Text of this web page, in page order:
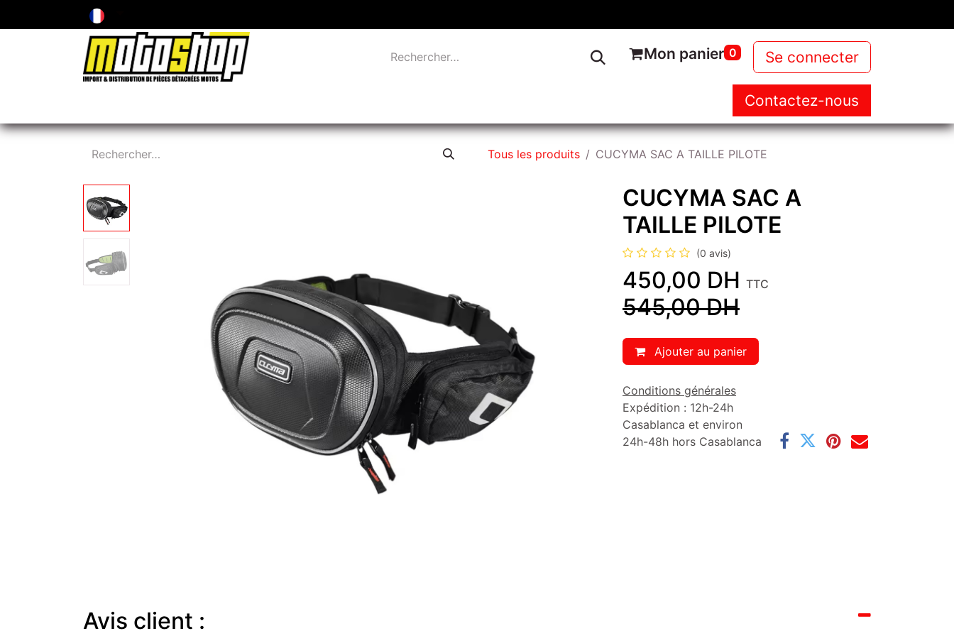
Mon panier 0 Se connecter
NOS PRODUITS NEWS
Contactez-nous
Tous les produits CUCYMA SAC A TAILLE PILOTE
CUCYMA SAC A
TAILLE PILOTE
(0 avis)
450,00 DH TTC
545,00DH
Ajouter au panier
Conditions générales
Expédition : 12h-24h
Casablanca et environ
24h-48h hors Casablanca
Avis client :